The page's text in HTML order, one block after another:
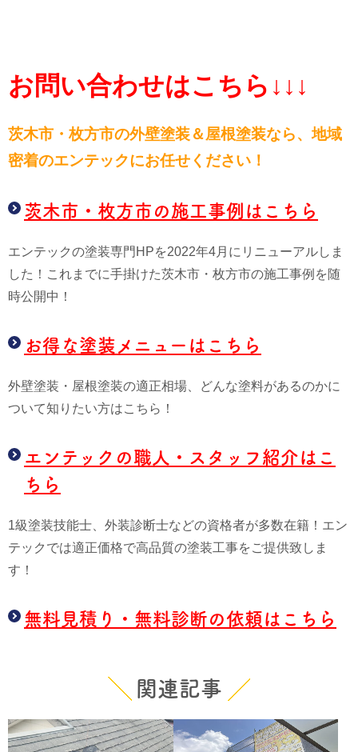
お問い合わせはこちら↓↓↓
茨木市・枚方市の外壁塗装＆屋根塗装なら、地域
密着のエンテックにお任せください！
茨木市・枚方市の施工事例はこちら
エンテックの塗装専門HPを2022年4月にリニューアルしま
した！これまでに手掛けた茨木市・枚方市の施工事例を随
時公開中！
お得な塗装メニューはこちら
外壁塗装・屋根塗装の適正相場、どんな塗料があるのかに
ついて知りたい方はこちら！
エンテックの職人・スタッフ紹介はこ
ちら
1級塗装技能士、外装診断士などの資格者が多数在籍！エン
テックでは適正価格で高品質の塗装工事をご提供致しま
す！
無料見積り・無料診断の依頼はこちら
関連記事